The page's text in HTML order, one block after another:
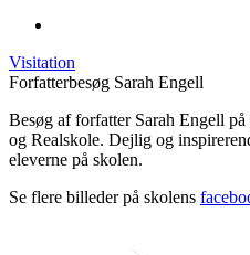
Visitation
Forfatterbesøg Sarah Engell
Besøg af forfatter Sarah Engell
og Realskole. Dejlig og
eleverne på skolen.
Se flere billeder på skolens